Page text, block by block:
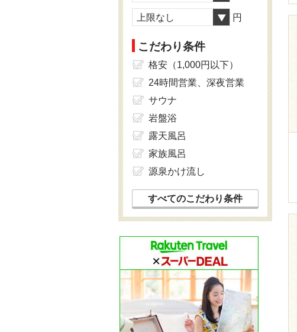
上限なし 円
こだわり条件
格安（1,000円以下）
24時間営業、深夜営業
サウナ
岩盤浴
露天風呂
家族風呂
源泉かけ流し
すべてのこだわり条件